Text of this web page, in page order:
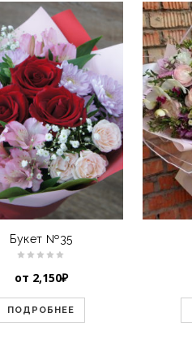
Букет №35
от 2,150₽
ПОДРОБНЕЕ